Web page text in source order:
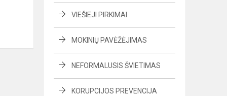
VIEŠIEJI PIRKIMAI
MOKINIŲ PAVĖŽĖJIMAS
NEFORMALUSIS ŠVIETIMAS
KORUPCIJOS PREVENCIJA